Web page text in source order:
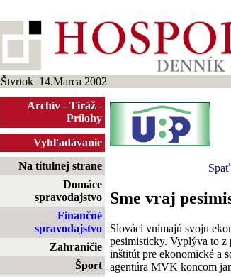
Štvrtok 14.Marca 2002
Archív - Tiráž -
Prílohy
Vyhľadávanie
Na titulnej strane
Domáce
spravodajstvo
Finančné
spravodajstvo
Zahraničie
Šport
Spať
Sme vraj
Slováci vnímajú svoju
pesimisticky. Vyplýva to z
inštitút pre ekonomické a
agentúra MVK koncom